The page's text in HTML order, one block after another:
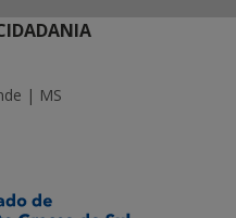
| MS